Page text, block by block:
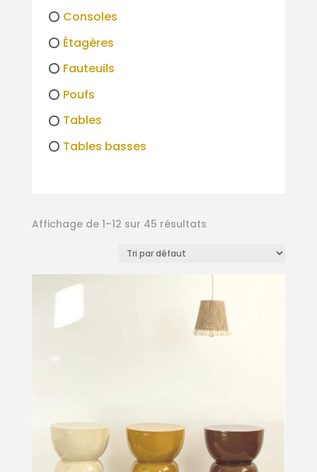
Consoles
Étagères
Fauteuils
Poufs
Tables
Tables basses
Affichage de 1–12 sur 45 résultats